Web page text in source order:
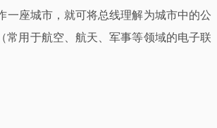
一座城市，就可将总线理解为城市中的公
常用于航空、航天、军事等领域的电子联